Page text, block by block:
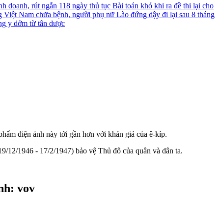
doanh, rút ngắn 118 ngày thủ tục Bài toán khó khi ra đề thi lại cho
Việt Nam chữa bệnh, người phụ nữ Lào đứng dậy đi lại sau 8 tháng
y dởm từ tân dược
điện ảnh này tới gần hơn với khán giả của ê-kíp.
12/1946 - 17/2/1947) bảo vệ Thủ đô của quân và dân ta.
vov